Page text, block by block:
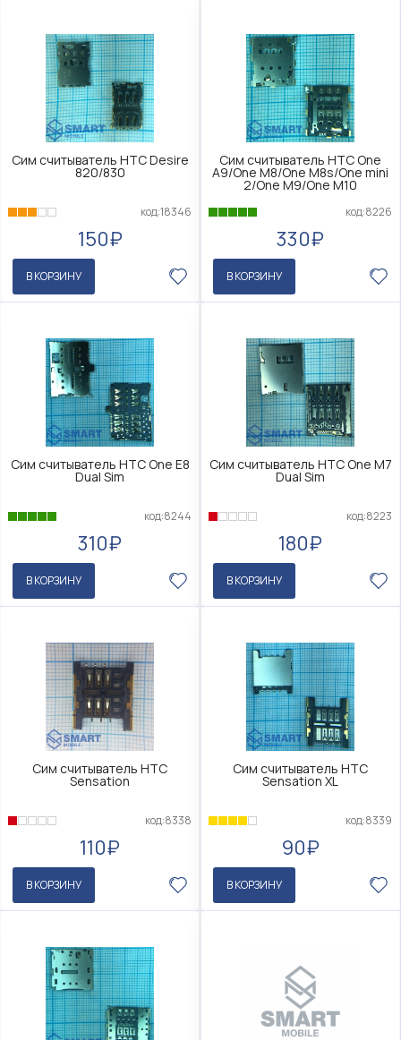
Сим считыватель HTC Desire
820/830
код:18346
150₽
В КОРЗИНУ
Сим считыватель HTC One
A9/One M8/One M8s/One mini
2/One M9/One M10
код:8226
330₽
В КОРЗИНУ
Сим считыватель HTC One E8
Dual Sim
код:8244
310₽
В КОРЗИНУ
Сим считыватель HTC One M7
Dual Sim
код:8223
180₽
В КОРЗИНУ
Сим считыватель HTC
Sensation
код:8338
110₽
В КОРЗИНУ
Сим считыватель HTC
Sensation XL
код:8339
90₽
В КОРЗИНУ